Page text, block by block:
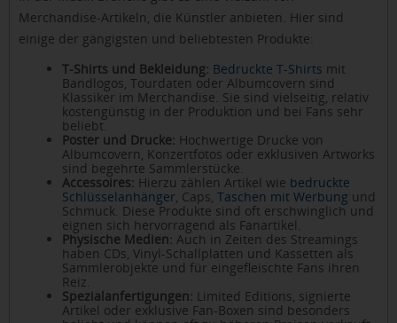
Merchandise-Artikeln, die Künstler anbieten. Hier sind
einige der gängigsten und beliebtesten Produkte:
T-Shirts und Bekleidung: Bedruckte T-Shirts mit
Bandlogos, Tourdaten oder Albumcovern sind
Klassiker im Merchandise. Sie sind vielseitig, relativ
kostengünstig in der Produktion und bei Fans sehr
beliebt.
Poster und Drucke: Hochwertige Drucke von
Albumcovern, Konzertfotos oder exklusiven Artworks
sind begehrte Sammlerstücke.
Accessoires: Hierzu zählen Artikel wie bedruckte
Schlüsselanhänger , Caps, Taschen mit Werbung und
Schmuck. Diese Produkte sind oft erschwinglich und
eignen sich hervorragend als Fanartikel.
Physische Medien: Auch in Zeiten des Streamings
haben CDs, Vinyl-Schallplatten und Kassetten als
Sammlerobjekte und für eingefleischte Fans ihren
Reiz.
Spezialanfertigungen: Limited Editions, signierte
Artikel oder exklusive Fan-Boxen sind besonders